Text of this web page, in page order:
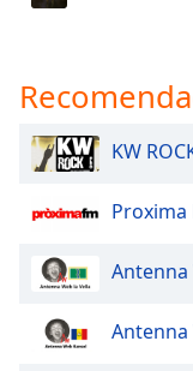
KW
Proxima
Antenna
Antenna